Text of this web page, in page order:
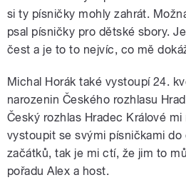
si ty písničky mohly zahrát.
psal písničky pro dětské sbory.
čest a je to to nejvíc, co mě
Michal Horák také vystoupí 24.
narozenin Českého rozhlasu
Český rozhlas Hradec Králové
vystoupit se svými písničkami
začátků, tak je mi ctí, že jim to
pořadu Alex a host.